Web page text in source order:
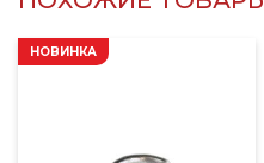
НОВИНКА